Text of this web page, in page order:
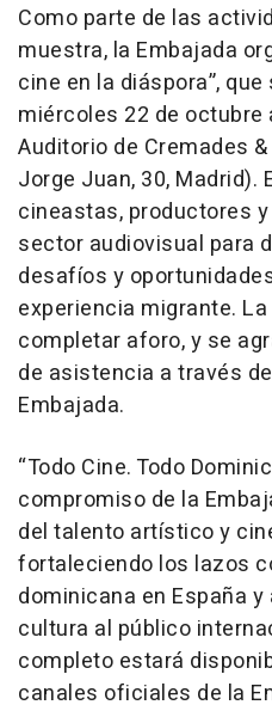
Como parte de las
muestra, la Embajada
cine en la diáspora”,
miércoles 22 de octubre
Auditorio de Cremades
Jorge Juan, 30, Madrid).
cineastas, productores
sector audiovisual para
desafíos y
experiencia migrante.
completar aforo, y se
de asistencia a través
Embajada.
“Todo Cine. Todo
compromiso de la
del talento artístico y
fortaleciendo los lazos
dominicana en España
cultura al público
completo estará
canales oficiales de la